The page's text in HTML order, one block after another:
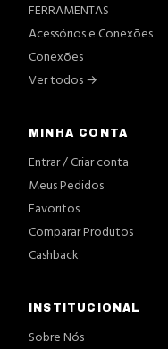
FERRAMENTAS
Acessórios e Conexões
Conexões
Ver todos →
MINHA CONTA
Entrar / Criar conta
Meus Pedidos
Favoritos
Comparar Produtos
Cashback
INSTITUCIONAL
Sobre Nós